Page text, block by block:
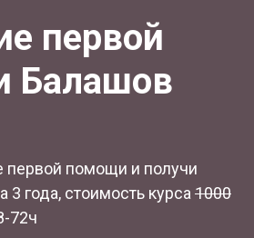
первой
Балашов
первой помощи и получи
3 года, стоимость курса1000
72ч